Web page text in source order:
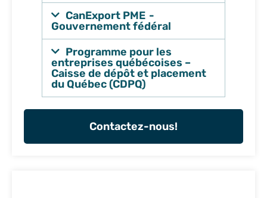
CanExport PME -
Gouvernement fédéral
Programme pour les
entreprises québécoises –
Caisse de dépôt et placement
du Québec (CDPQ)
Contactez-nous!